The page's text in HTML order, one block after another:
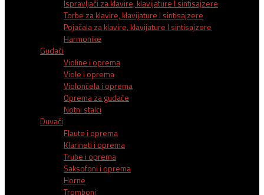
Ispravljači za klavire, klavijature I sintisajzere
Torbe za klavire, klavijature I sintisajzere
Pojačala za klavire, klavijature I sintisajzere
Harmonike
Gudači
Violine i oprema
Viole i oprema
Violončela i oprema
Oprema za gudače
Notni stalci
Duvači
Flaute i oprema
Klarineti i oprema
Trube i oprema
Saksofoni i oprema
Horne
Tromboni